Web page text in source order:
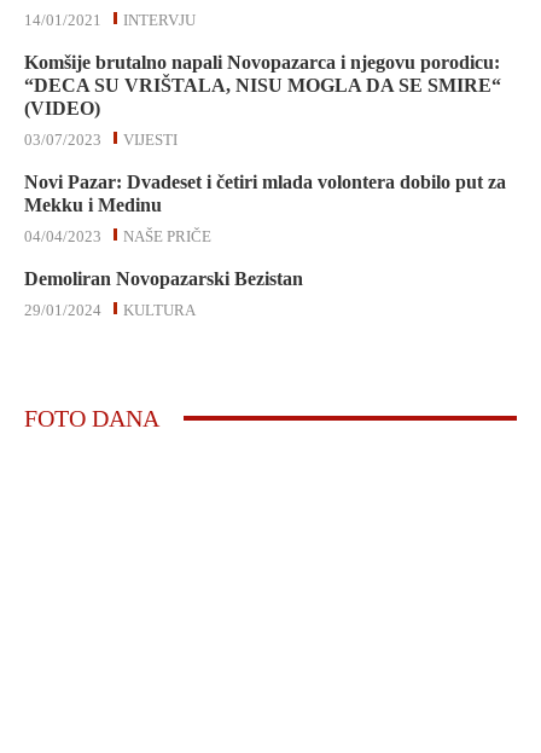
INTERVJU
14/01/2021
Komšije brutalno napali Novopazarca i njegovu porodicu:
“DECA SU VRIŠTALA, NISU MOGLA DA SE SMIRE“
(VIDEO)
VIJESTI
03/07/2023
Novi Pazar: Dvadeset i četiri mlada volontera dobilo put za
Mekku i Medinu
NAŠE PRIČE
04/04/2023
Demoliran Novopazarski Bezistan
KULTURA
29/01/2024
FOTO DANA